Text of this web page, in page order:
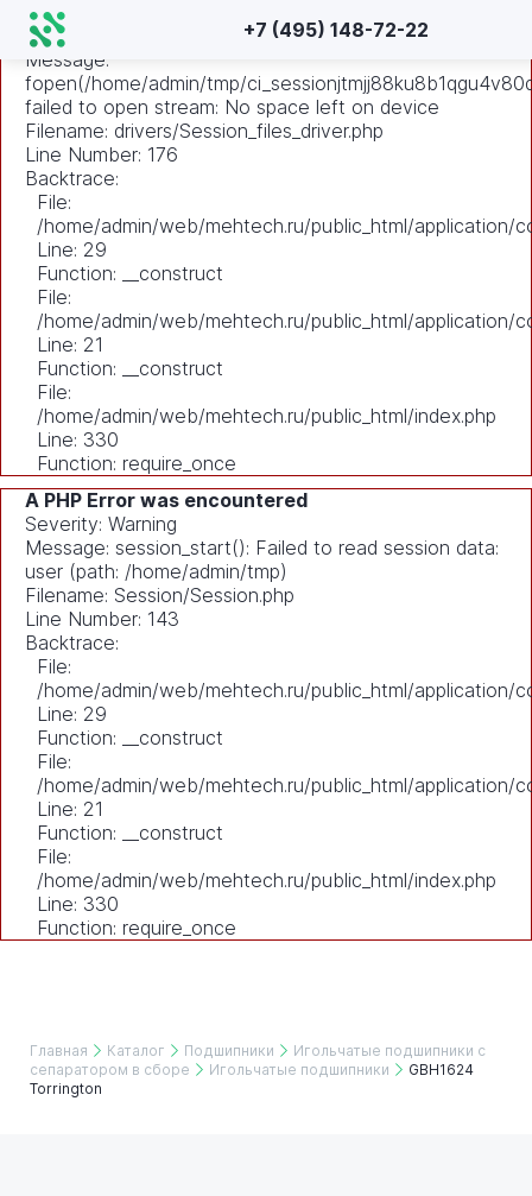
A PHP Error was encountered
Severity: Warning
Message:
fopen(/home/admin/tmp/
failed to open stream: No space left on device
Filename: drivers/Session_files_driver.php
Line Number: 176
Backtrace:
File:
/home/admin/web/mehtech.ru/public_html/application/
Line: 29
Function: __construct
File:
/home/admin/web/mehtech.ru/public_html/application/
Line: 21
Function: __construct
File:
/home/admin/web/mehtech.ru/public_html/index.php
Line: 330
Function: require_once
A PHP Error was encountered
Severity: Warning
Message: session_start(): Failed to read session data:
user (path: /home/admin/tmp)
Filename: Session/Session.php
Line Number: 143
Backtrace:
File:
/home/admin/web/mehtech.ru/public_html/application/
Line: 29
Function: __construct
File:
/home/admin/web/mehtech.ru/public_html/application/
Line: 21
Function: __construct
File:
/home/admin/web/mehtech.ru/public_html/index.php
Line: 330
Function: require_once
+7 (495) 148-72-22
Главная Каталог Подшипники
Игольчатые подшипники с
сепаратором в сборе
Игольчатые подшипники
GBH1624
Torrington